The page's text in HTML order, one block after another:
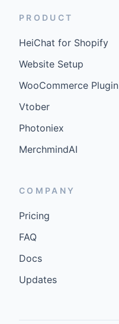
PRODUCT
HeiChat for Shopify
Website Setup
WooCommerce Plugin
Vtober
Photoniex
MerchmindAI
COMPANY
Pricing
FAQ
Docs
Updates